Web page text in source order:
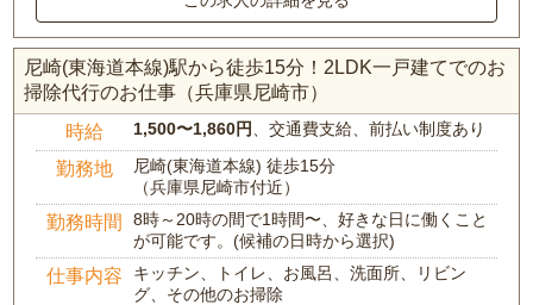
尼崎(東海道本線)駅から徒歩15分！2LDK一戸建てでのお
掃除代行のお仕事（兵庫県尼崎市）
時給 1,500〜1,860円 、交通費支給、前払い制度あり
勤務地
尼崎(東海道本線) 徒歩15分
（兵庫県尼崎市付近）
勤務時間
8時～20時の間で1時間〜、好きな日に働くこと
が可能です。(候補の日時から選択)
仕事内容
キッチン、トイレ、お風呂、洗面所、リビン
グ、その他のお掃除